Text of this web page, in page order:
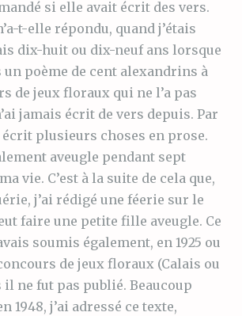
si elle avait écrit des vers.
t-elle répondu, quand j’étais
dix-huit ou dix-neuf ans lorsque
un poème de cent alexandrins à
de jeux floraux qui ne l’a pas
jamais écrit de vers depuis. Par
écrit plusieurs choses en prose.
aveugle pendant sept
vie. C’est à la suite de cela que,
j’ai rédigé une féerie sur le
faire une petite fille aveugle. Ce
soumis également, en 1925 ou
de jeux floraux (Calais ou
il ne fut pas publié. Beaucoup
1948, j’ai adressé ce texte,